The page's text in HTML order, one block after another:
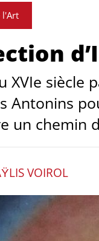
l'Art
XVIe siècle
Antonins
un chemin
VOIROL